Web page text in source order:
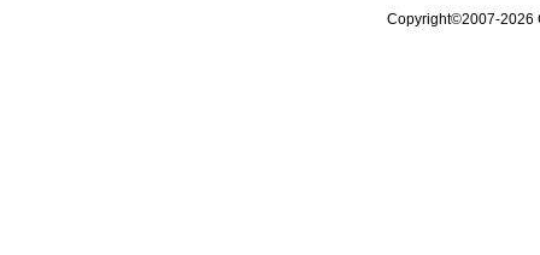
Copyright©2007-2026